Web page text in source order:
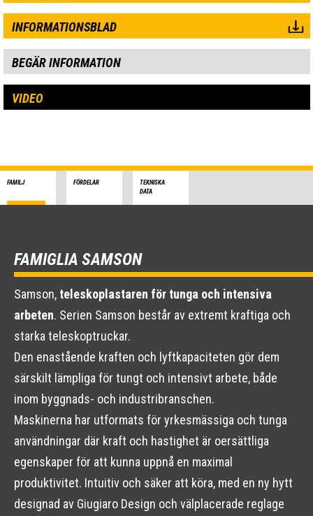
INFORMATIONSBLAD
BEGÄR INFORMATION
VIDEO
FAMILJ FÖRDELAR
TEKNISKA
DATA
FAMIGLIA SAMSON
Samson, teleskoplastaren för tunga och intensiva
arbeten. Serien Samson består av extremt kraftiga och
starka teleskoptruckar.
Den enastående kraften och lyftkapaciteten gör dem
särskilt lämpliga för tungt och intensivt arbete, både
inom byggnads- och industribranschen.
Maskinerna har utformats för yrkesmässiga och tunga
användningar där kraft och hastighet är oersättliga
egenskaper för att kunna uppnå en maximal
produktivitet. Intuitiv och säker att köra, med en ny hytt
designad av Giugiaro Design och välplacerade reglage